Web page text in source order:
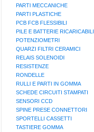
PARTI MECCANICHE
PARTI PLASTICHE
PCB FCB FLESSIBILI
PILE E BATTERIE RICARICABILI
POTENZIOMETRI
QUARZI FILTRI CERAMICI
RELAIS SOLENOIDI
RESISTENZE
RONDELLE
RULLI E PARTI IN GOMMA
SCHEDE CIRCUITI STAMPATI
SENSORI CCD
SPINE PRESE CONNETTORI
SPORTELLI CASSETTI
TASTIERE GOMMA